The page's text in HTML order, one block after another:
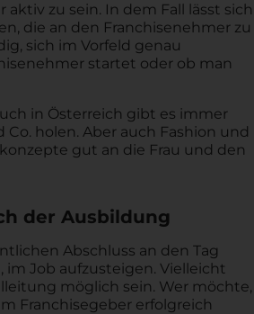
zu sein. In dem Fall lässt sich
die an den Franchisenehmer zu
sich im Vorfeld genau
startet oder ob man
in Österreich gibt es immer
Co. holen. Aber auch Fashion und
gut an die Frau und den
der Ausbildung
Abschluss an den Tag
Job aufzusteigen. Vielleicht
möglich sein. Wer möchte,
Franchisegeber erfolgreich